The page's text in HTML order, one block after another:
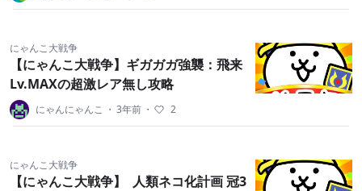
にゃんこ大戦争
【にゃんこ大戦争】ギガガガ強襲：飛来
Lv.MAXの超激レア無し攻略
にゃんにゃんこ ・ 3年前 ・ 2
にゃんこ大戦争
【にゃんこ大戦争】 人類ネコ化計画 冠3